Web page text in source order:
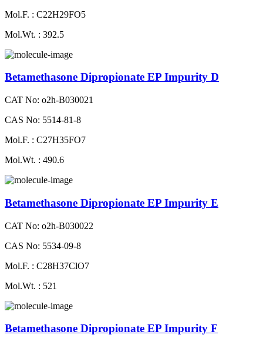
Mol.F. : C22H29FO5
Mol.Wt. : 392.5
Betamethasone Dipropionate EP Impurity D
CAT No: o2h-B030021
CAS No: 5514-81-8
Mol.F. : C27H35FO7
Mol.Wt. : 490.6
Betamethasone Dipropionate EP Impurity E
CAT No: o2h-B030022
CAS No: 5534-09-8
Mol.F. : C28H37ClO7
Mol.Wt. : 521
Betamethasone Dipropionate EP Impurity F